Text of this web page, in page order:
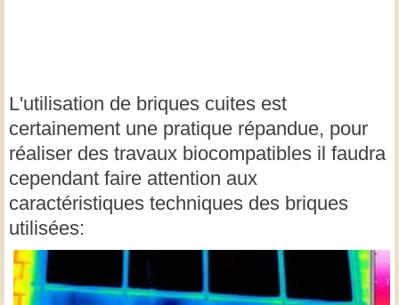
L'utilisation de briques cuites est
certainement une pratique répandue, pour
réaliser des travaux biocompatibles il faudra
cependant faire attention aux
caractéristiques techniques des briques
utilisées: